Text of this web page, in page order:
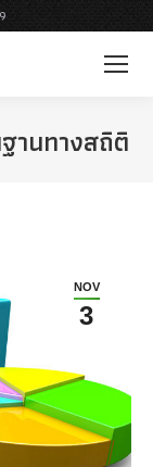
านทางสถิติ
NOV
3